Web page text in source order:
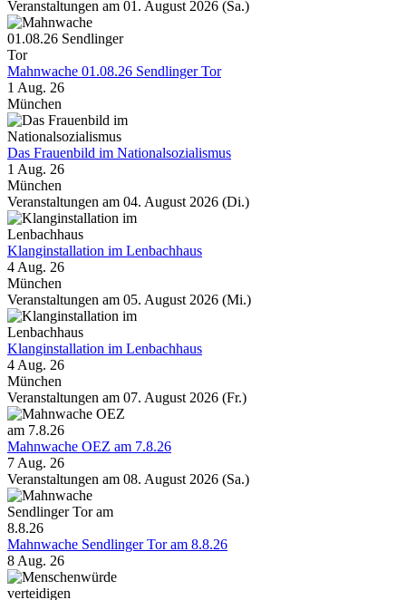
Veranstaltungen am 01. August 2026 (Sa.)
Mahnwache 01.08.26 Sendlinger Tor
1 Aug. 26
München
Das Frauenbild im Nationalsozialismus
1 Aug. 26
München
Veranstaltungen am 04. August 2026 (Di.)
Klanginstallation im Lenbachhaus
4 Aug. 26
München
Veranstaltungen am 05. August 2026 (Mi.)
Klanginstallation im Lenbachhaus
4 Aug. 26
München
Veranstaltungen am 07. August 2026 (Fr.)
Mahnwache OEZ am 7.8.26
7 Aug. 26
Veranstaltungen am 08. August 2026 (Sa.)
Mahnwache Sendlinger Tor am 8.8.26
8 Aug. 26